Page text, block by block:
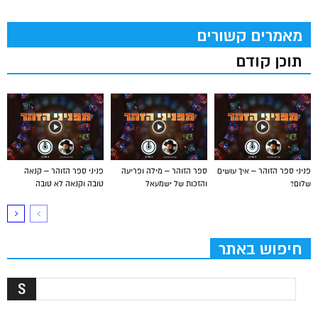
מאמרים קשורים
תוכן קודם
פניני ספר הזוהר – קנאה
טובה וקנאה לא טובה
ספר הזוהר – מילה ופריעה
והזכות של ישמעאל
פניני ספר הזוהר – איך עושים
שלום?
חיפוש באתר